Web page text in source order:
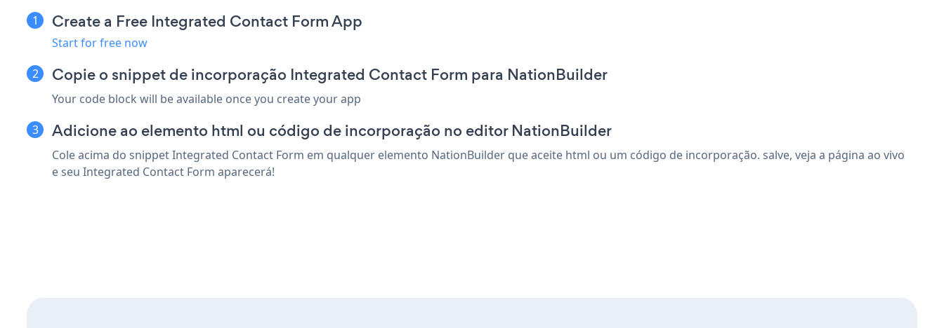
Create a Free Integrated Contact Form App
Start for free now
Copie o snippet de incorporação Integrated Contact Form para NationBuilder
Your code block will be available once you create your app
Adicione ao elemento html ou código de incorporação no editor NationBuilder
Cole acima do snippet Integrated Contact Form em qualquer elemento NationBuilder que aceite html ou um código de incorporação. salve, veja a página ao vivo
e seu Integrated Contact Form aparecerá!